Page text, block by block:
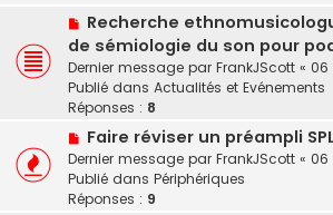
s
s
a
g
e
a
u
m
e
s
s
a
g
e
N
o
u
v
e
a
u
m
e
s
Recherche
de sémiologie du son pour
Dernier message par FrankJScott « 06
Publié dans Actualités et Evénements
Réponses : 8
N
o
u
v
Faire réviser un préampli
Dernier message par FrankJScott « 06
Publié dans Périphériques
Réponses : 9